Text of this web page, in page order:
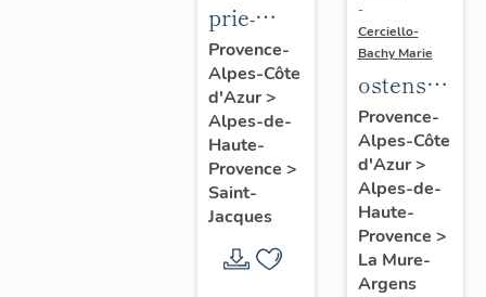
prie-
Dieu à
armoire
et
pupitre
Provence-
Alpes-Côte
d'Azur>
Alpes-de-
Haute-
Provence >
Saint-
Jacques
-
Cerciello-
Bachy Marie
ostensoir-
soleil
Provence-
Alpes-Côte
d'Azur>
Alpes-de-
Haute-
Provence >
La Mure-
Argens